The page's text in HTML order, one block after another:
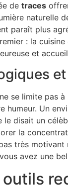
de traces
naturelle
paraît plus
: la
et
se limite pas
humeur. Un
le disait un
la
très
avez une